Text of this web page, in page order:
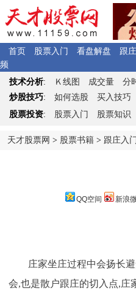
首页 股票入门 看盘解盘 跟
频
技术分析: Ｋ 线图 成交量 分
炒股技巧: 如何选股 买入技巧
股票投资: 股票入门 股票知识
天才股票网 > 股票书籍 > 跟庄入
QQ空间 新浪
庄家坐庄过程中会扬长避
会,也是散户跟庄的切入点,庄